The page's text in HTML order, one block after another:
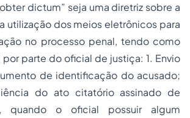
dictum” seja uma diretriz sobre a
utilização dos meios eletrônicos para
no processo penal, tendo como
parte do oficial de justiça: 1. Envio
de identificação do acusado;
do ato citatório assinado de
quando o oficial possuir algum